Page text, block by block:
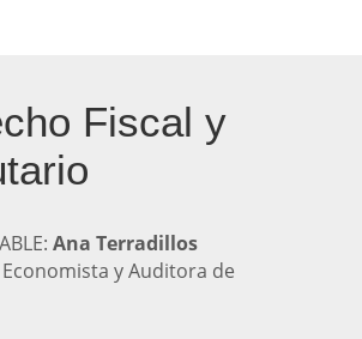
Fiscal y
Ana Terradillos
Economista y Auditora de